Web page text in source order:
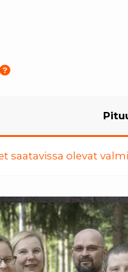
saatavissa olevat